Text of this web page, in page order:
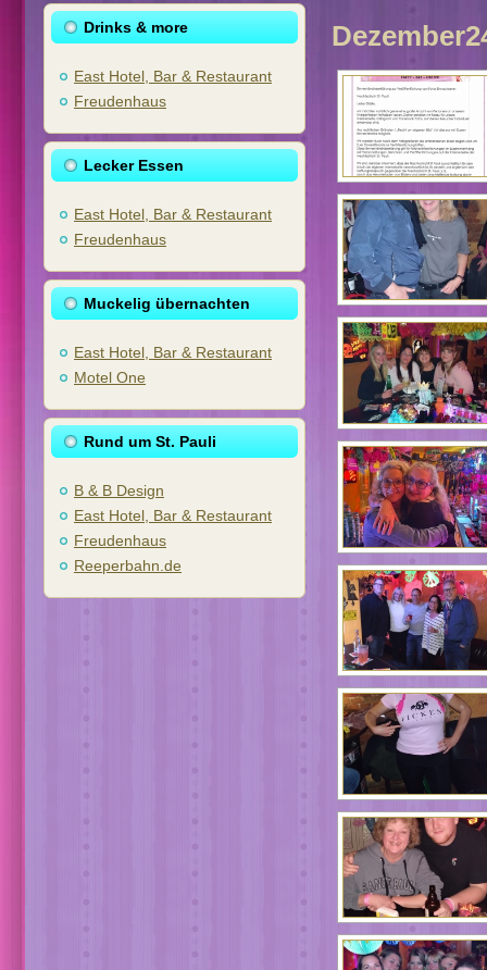
Drinks & more
East Hotel, Bar & Restaurant
Freudenhaus
Lecker Essen
East Hotel, Bar & Restaurant
Freudenhaus
Muckelig übernachten
East Hotel, Bar & Restaurant
Motel One
Rund um St. Pauli
B & B Design
East Hotel, Bar & Restaurant
Freudenhaus
Reeperbahn.de